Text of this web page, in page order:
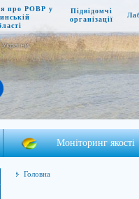
про РОВР у
Підвідомчі
організації
Моніторинг якості
Головна